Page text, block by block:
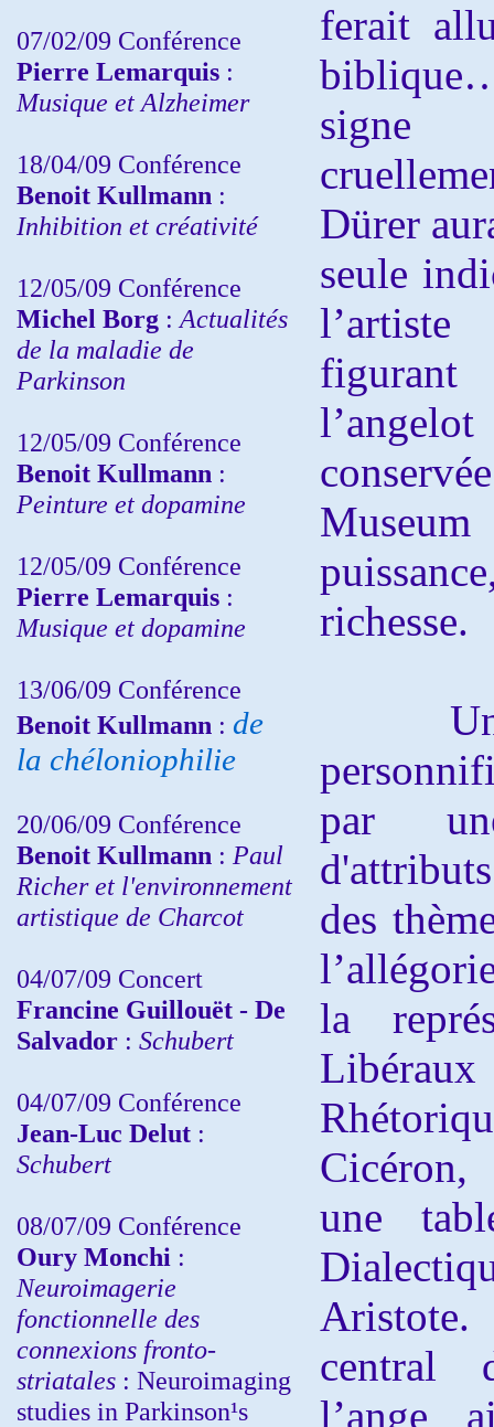
07/02/09 Conférence
Pierre Lemarquis :
Musique et Alzheimer
18/04/09 Conférence
Benoit Kullmann :
Inhibition et créativité
12/05/09 Conférence
Michel Borg : Actualités
de la maladie de
Parkinson
12/05/09 Conférence
Benoit Kullmann :
Peinture et dopamine
12/05/09 Conférence
Pierre Lemarquis :
Musique et dopamine
13/06/09 Conférence
Benoit Kullmann : de
la chéloniophilie
20/06/09 Conférence
Benoit Kullmann : Paul
Richer et l'environnement
artistique de Charcot
04/07/09 Concert
Francine Guillouët - De
Salvador : Schubert
04/07/09 Conférence
Jean-Luc Delut :
Schubert
08/07/09 Conférence
Oury Monchi :
Neuroimagerie
fonctionnelle des
connexions fronto-
striatales : Neuroimaging
studies in Parkinson¹s
ferait
signe
Dürer
seule
figurant
richesse.
Une
par
des
la
une
central
l’ange